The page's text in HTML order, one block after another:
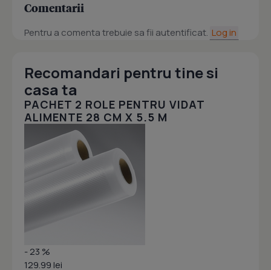
Comentarii
Pentru a comenta trebuie sa fii autentificat. Log in
Recomandari pentru tine si
casa ta
PACHET 2 ROLE PENTRU VIDAT
ALIMENTE 28 CM X 5.5 M
- 23 %
129.99 lei